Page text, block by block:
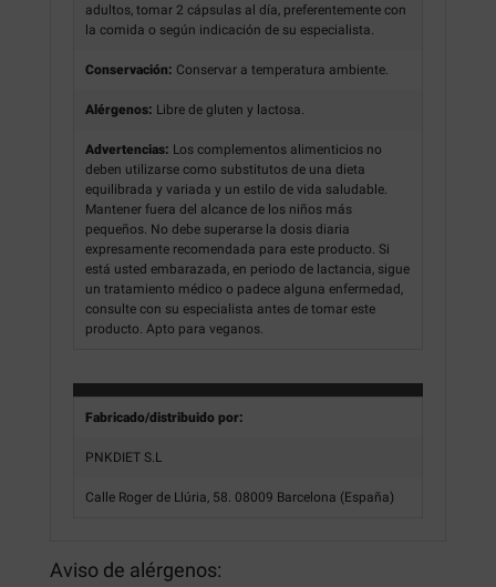
adultos, tomar 2 cápsulas al día, preferentemente con
la comida o según indicación de su especialista.
Conservación: Conservar a temperatura ambiente.
Alérgenos: Libre de gluten y lactosa.
Advertencias: Los complementos alimenticios no
deben utilizarse como substitutos de una dieta
equilibrada y variada y un estilo de vida saludable.
Mantener fuera del alcance de los niños más
pequeños. No debe superarse la dosis diaria
expresamente recomendada para este producto. Si
está usted embarazada, en periodo de lactancia, sigue
un tratamiento médico o padece alguna enfermedad,
consulte con su especialista antes de tomar este
producto. Apto para veganos.
Fabricado/distribuido por:
PNKDIET S.L
Calle Roger de Llúria, 58. 08009 Barcelona (España)
Aviso de alérgenos: